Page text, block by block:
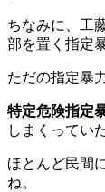
ちなみに、工
部を置く指定
ただの指定暴
特定危険指定
しまくってい
ほとんど民間
ね。